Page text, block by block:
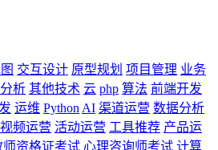
交互设计 原型规划 项目管理 业务
析 其他技术 云 php 算法 前端开发
运维 Python AI 渠道运营 数据分析
频运营 活动运营 工具推荐 产品运
师资格证考试 心理咨询师考试 计算